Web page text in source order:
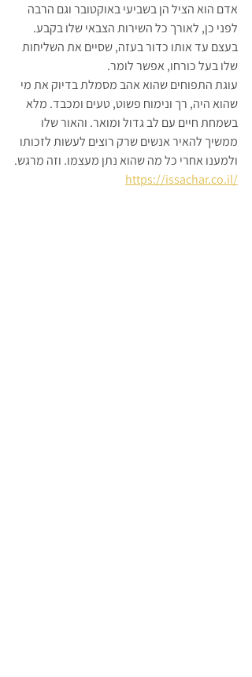
אדם הוא הציל הן בשביעי באוקטובר וגם הרבה
לפני כן, לאורך כל השירות הצבאי שלו בקבע.
בעצם עד אותו כדור בעזה, שסיים את השליחות
שלו בעל כורחו, אפשר לומר.
עוגת התפוחים שהוא אהב מסמלת בדיוק את מי
שהוא היה, רך ונימוח פשוט, טעים ומכבד. מלא
בשמחת חיים עם לב גדול ומואר. והאור שלו
ממשיך להאיר אנשים שרק רוצים לעשות לזכותו
ולמענו אחרי כל מה שהוא נתן מעצמו. וזה מרגש.
https://issachar.co.il/